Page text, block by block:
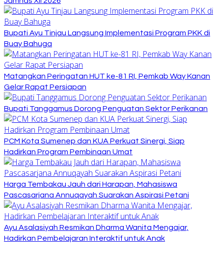
Bupati Ayu Tinjau Langsung Implementasi Program PKK di
Buay Bahuga
Matangkan Peringatan HUT ke-81 RI, Pemkab Way Kanan
Gelar Rapat Persiapan
Bupati Tanggamus Dorong Penguatan Sektor Perikanan
PCM Kota Sumenep dan KUA Perkuat Sinergi, Siap
Hadirkan Program Pembinaan Umat
Harga Tembakau Jauh dari Harapan, Mahasiswa
Pascasarjana Annuqayah Suarakan Aspirasi Petani
Ayu Asalasiyah Resmikan Dharma Wanita Mengajar,
Hadirkan Pembelajaran Interaktif untuk Anak